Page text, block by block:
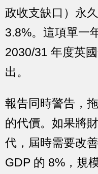
政收支缺口）永
3.8%。這項單一
2030/31 年度英
出。
報告同時警告，
的代價。如果將
代，屆時需要改
GDP 的 8%，規